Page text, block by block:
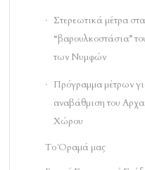
Στερεωτικά μέτρα
“βαρουλκοστάσια”
των Νυμφών
Πρόγραμμα μέτρων
αναβάθμιση του
Χώρου
Το Όραμά μας